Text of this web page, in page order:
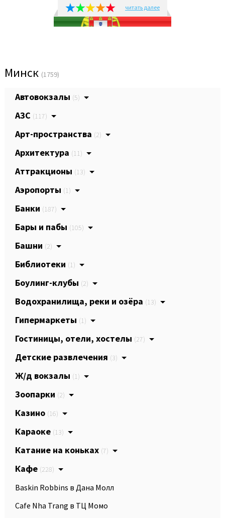
читать далее
Минск (1759)
Автовокзалы (5)
АЗС (117)
Арт-пространства (2)
Архитектура (11)
Аттракционы (13)
Аэропорты (1)
Банки (187)
Бары и пабы (105)
Башни (2)
Библиотеки (1)
Боулинг-клубы (2)
Водохранилища, реки и озёра (13)
Гипермаркеты (1)
Гостиницы, отели, хостелы (27)
Детские развлечения (3)
Ж/д вокзалы (1)
Зоопарки (2)
Казино (16)
Караоке (13)
Катание на коньках (7)
Кафе (228)
Baskin Robbins в Дана Молл
Cafe Nha Trang в ТЦ Момо